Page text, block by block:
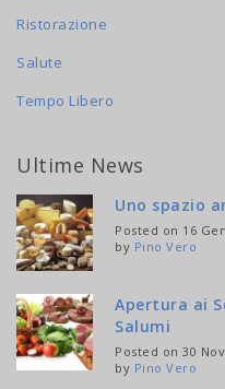
Ristorazione
Salute
Tempo Libero
Ultime News
Uno spazio
Posted on 16
by Pino Vero
Apertura ai
Salumi
Posted on 30
by Pino Vero